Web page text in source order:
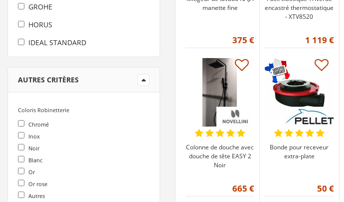
GROHE
HORUS
IDEAL STANDARD
NOBILI
ONDYNA
PORCHER
ROCA
AUTRES CRITÈRES
Coloris Robinetterie
Chromé
Inox
Noir
Blanc
Or
Or rose
Autres
manette fine
375 €
encastré thermostatique
- XTV8520
1 119 €
Colonne de douche avec
douche de tête EASY 2
Noir
665 €
Bonde pour receveur
extra-plate
50 €